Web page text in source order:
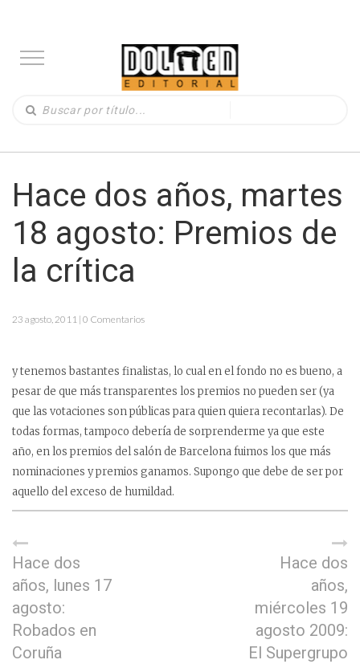
Hace dos años, martes
18 agosto: Premios de
la crítica
23 agosto, 2011 | 0 Comentarios
y tenemos bastantes finalistas, lo cual en el fondo no es bueno, a
pesar de que más transparentes los premios no pueden ser (ya
que las votaciones son públicas para quien quiera recontarlas). De
todas formas, tampoco debería de sorprenderme ya que este
año, en los premios del salón de Barcelona fuimos los que más
nominaciones y premios ganamos. Supongo que debe de ser por
aquello del exceso de humildad.
Hace dos
años, lunes 17
agosto:
Robados en
Coruña
Hace dos
años,
miércoles 19
agosto 2009:
El Supergrupo